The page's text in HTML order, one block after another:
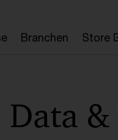
Branchen Store
&